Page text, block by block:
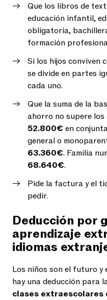
Que los libros de
educación infantil,
obligatoria,
formación
Si los hijos conviven
se divide en partes
cada uno.
Que la suma de la
ahorro no supere los
52.800€ en
general o
63.360€. Familia
68.640€.
Pide la factura y el
pedir.
Deducción por
aprendizaje
idiomas
Los niños son el futuro y
hay una deducción para
clases extraescolares